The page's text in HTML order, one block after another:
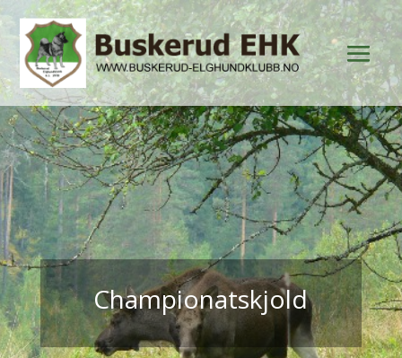
Championatskjold